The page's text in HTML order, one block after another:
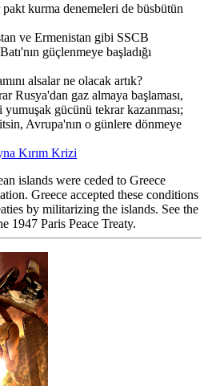
kurma denemeleri de büsbütün
ve Ermenistan gibi SSCB
güçlenmeye başladığı
alsalar ne olacak artık?
Rusya'dan gaz almaya başlaması,
gücünü tekrar kazanması;
Avrupa'nın o günlere dönmeye
Kırım Krizi
islands were ceded to Greece
Greece accepted these conditions
by militarizing the islands. See the
1947 Paris Peace Treaty.